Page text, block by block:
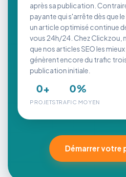
après sa publication.
payante qui s'arrête dès que
un article optimisé continue
vous 24h/24. Chez Clickzou,
que nos articles SEO les
génèrent encore du trafic
publication initiale.
0+
PROJETS
0%
TRAFIC MOYEN
Démarrer votre